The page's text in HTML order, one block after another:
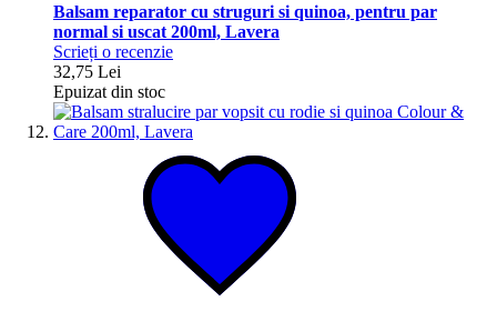
Balsam reparator cu struguri si quinoa, pentru par
normal si uscat 200ml, Lavera
Scrieți o recenzie
32,75 Lei
Epuizat din stoc